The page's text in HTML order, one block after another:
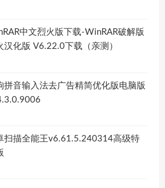
中文烈火版下载-WinRAR破解版
汉化版 V6.22.0下载（亲测）
拼音输入法去广告精简优化版电脑版
扫描全能王v6.61.5.240314高级特